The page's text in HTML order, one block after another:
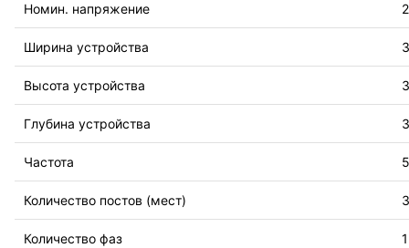
Номин. напряжение
Ширина устройства
Высота устройства
Глубина устройства
Частота
Количество постов (мест) 3
Количество фаз 1